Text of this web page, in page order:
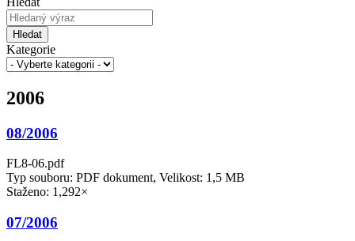
Hledat
Kategorie
2006
08/2006
FL8-06.pdf
Typ souboru: PDF dokument, Velikost: 1,5 MB
Staženo: 1,292×
07/2006